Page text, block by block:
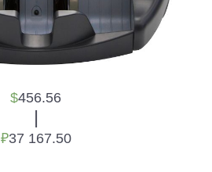
$456.56
|
₽37 167.50